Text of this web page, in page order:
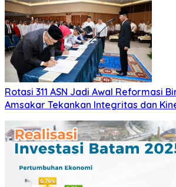
Rotasi 311 ASN Jadi Awal Reformasi
Amsakar Tekankan Integritas dan